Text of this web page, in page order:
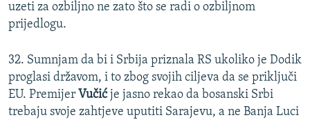
uzeti za ozbiljno ne zato što se radi o ozbiljnom
prijedlogu.
32. Sumnjam da bi i Srbija priznala RS ukoliko je Dodik
proglasi državom, i to zbog svojih ciljeva da se priključi
EU. Premijer Vučićje jasno rekao da bosanski Srbi
trebaju svoje zahtjeve uputiti Sarajevu, a ne Banja Luci